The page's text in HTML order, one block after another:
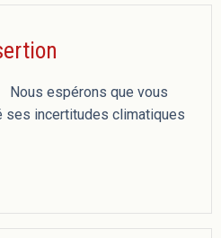
Nous espérons que vous
ses incertitudes climatiques